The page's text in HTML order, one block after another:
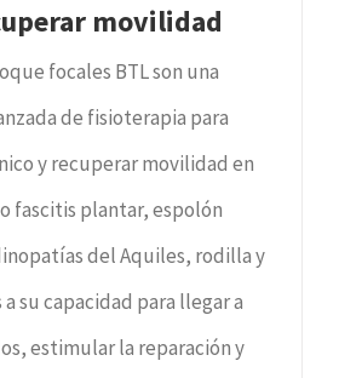
movilidad
focales BTL son una
de fisioterapia para
y recuperar movilidad en
fascitis plantar, espolón
del Aquiles, rodilla y
a su capacidad para llegar a
estimular la reparación y